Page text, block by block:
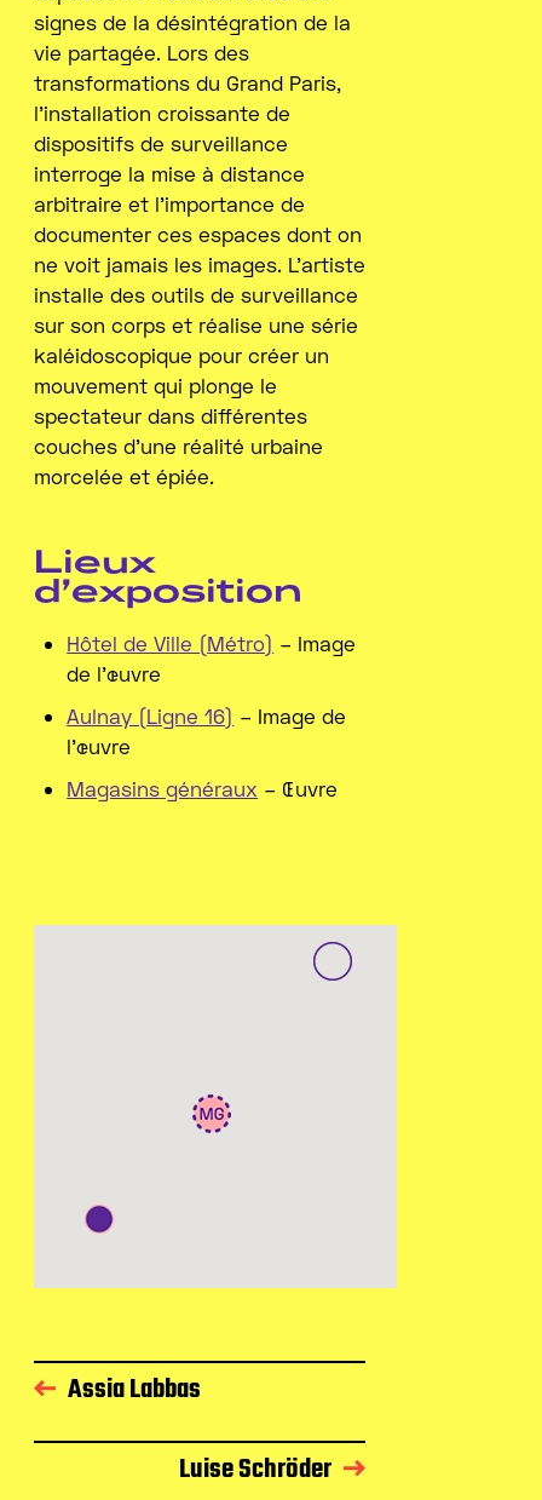
signes de la désintégration de la
vie partagée. Lors des
transformations du Grand Paris,
l’installation croissante de
dispositifs de surveillance
interroge la mise à distance
arbitraire et l’importance de
documenter ces espaces dont on
ne voit jamais les images. L’artiste
installe des outils de surveillance
sur son corps et réalise une série
kaléidoscopique pour créer un
mouvement qui plonge le
spectateur dans différentes
couches d’une réalité urbaine
morcelée et épiée.
Lieux
d’exposition
Hôtel de Ville (Métro) – Image
de l'œuvre
Aulnay (Ligne 16) – Image de
l'œuvre
Magasins généraux – Œuvre
Assia Labbas
Luise Schröder